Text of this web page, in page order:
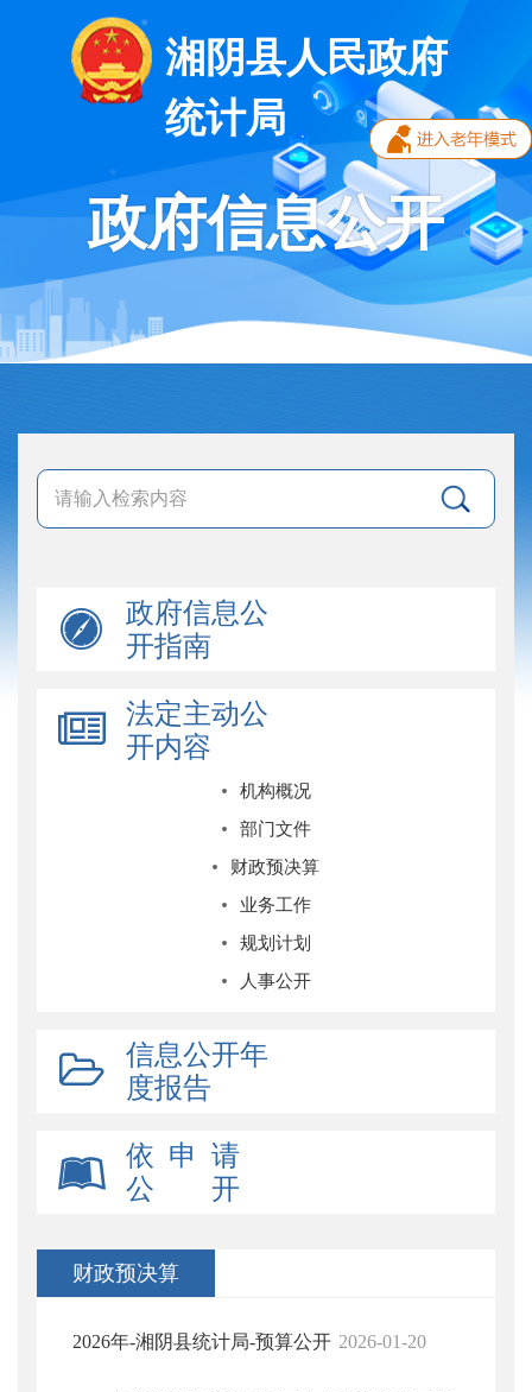
湘阴县人民政府
统计局
政府信息公开
政府信息公
开指南
法定主动公
开内容
机构概况
部门文件
财政预决算
业务工作
规划计划
人事公开
信息公开年
度报告
依 申 请
公 开
财政预决算
2026年-湘阴县统计局-预算公开 2026-01-20